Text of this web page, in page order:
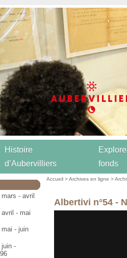
Histoire
d’Aubervilliers
fonds
- avril
- mai
mai - juin
juin -
Accueil >Archives en ligne >
Albertivi n°54 -